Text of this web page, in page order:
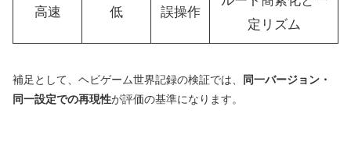
高速 低 誤操作
定リズム
補足として、ヘビゲーム世界記録の検証では、
同一バージョン・
同一設定での再現性が評価の基準になります。